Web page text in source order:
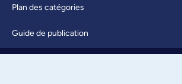
Plan des catégories
Guide de publication